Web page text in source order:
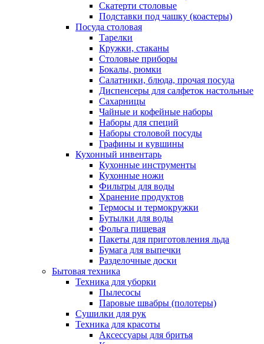
Скатерти столовые
Подставки под чашку (коастеры)
Посуда столовая
Тарелки
Кружки, стаканы
Столовые приборы
Бокалы, рюмки
Салатники, блюда, прочая посуда
Диспенсеры для салфеток настольные
Сахарницы
Чайные и кофейные наборы
Наборы для специй
Наборы столовой посуды
Графины и кувшины
Кухонный инвентарь
Кухонные инструменты
Кухонные ножи
Фильтры для воды
Хранение продуктов
Термосы и термокружки
Бутылки для воды
Фольга пищевая
Пакеты для приготовления льда
Бумага для выпечки
Разделочные доски
Бытовая техника
Техника для уборки
Пылесосы
Паровые швабры (полотеры)
Сушилки для рук
Техника для красоты
Аксессуары для бритья